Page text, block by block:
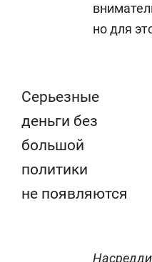
но для
Серьезные
деньги без
большой
политики
не появляются